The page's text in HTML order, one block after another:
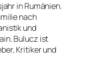
in Rumänien.
nach
und
Bulucz ist
Kritiker und